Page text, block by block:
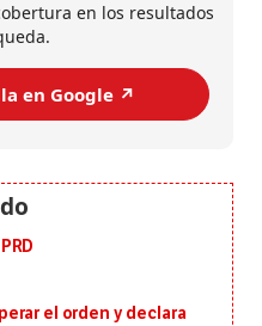
en los resultados
en Google ↗️
el orden y declara